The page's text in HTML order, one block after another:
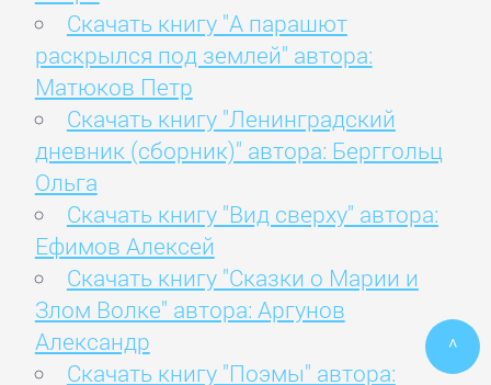
Скачать книгу "А парашют
раскрылся под землей" автора:
Матюков Петр
Скачать книгу "Ленинградский
дневник (сборник)" автора: Берггольц
Ольга
Скачать книгу "Вид сверху" автора:
Ефимов Алексей
Скачать книгу "Сказки о Марии и
Злом Волке" автора: Аргунов
Александр
Скачать книгу "Поэмы" автора:
^